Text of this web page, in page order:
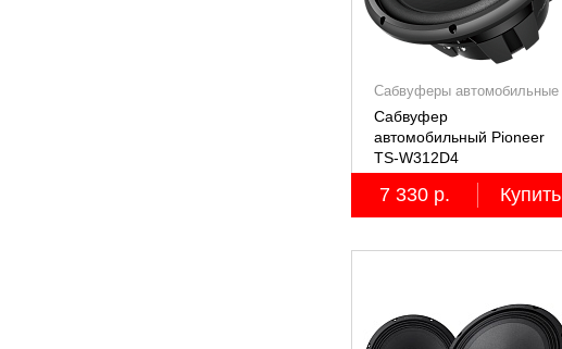
Сабвуферы автомобильные
Сабвуфер
автомобильный Pioneer
TS-W312D4
7 330 р. Купить